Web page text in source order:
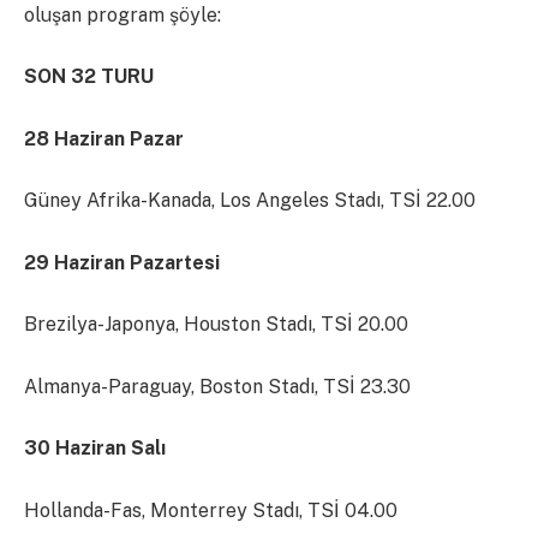
oluşan program şöyle:
SON 32 TURU
28 Haziran Pazar
Güney Afrika-Kanada, Los Angeles Stadı, TSİ 22.00
29 Haziran Pazartesi
Brezilya-Japonya, Houston Stadı, TSİ 20.00
Almanya-Paraguay, Boston Stadı, TSİ 23.30
30 Haziran Salı
Hollanda-Fas, Monterrey Stadı, TSİ 04.00